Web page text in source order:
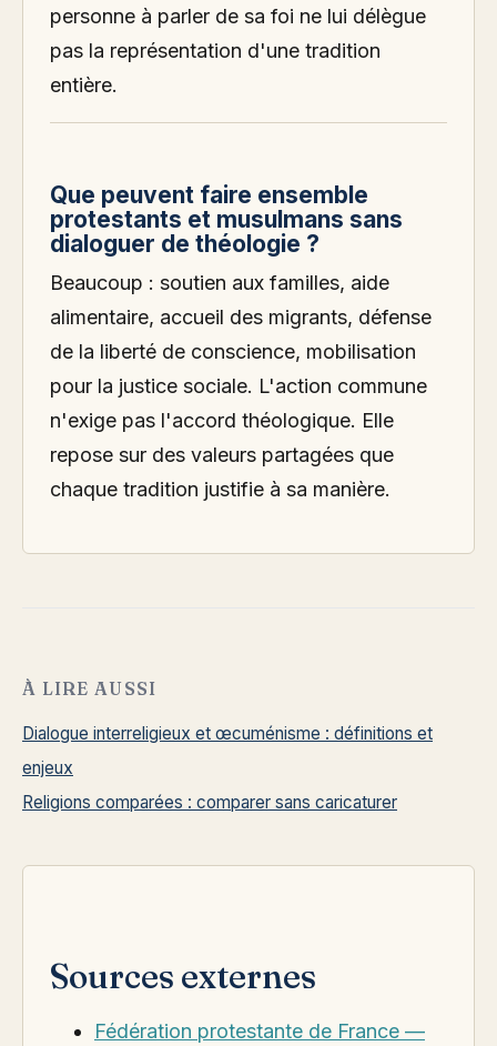
personne à parler de sa foi ne lui délègue
pas la représentation d'une tradition
entière.
Que peuvent faire ensemble
protestants et musulmans sans
dialoguer de théologie ?
Beaucoup : soutien aux familles, aide
alimentaire, accueil des migrants, défense
de la liberté de conscience, mobilisation
pour la justice sociale. L'action commune
n'exige pas l'accord théologique. Elle
repose sur des valeurs partagées que
chaque tradition justifie à sa manière.
À LIRE AUSSI
Dialogue interreligieux et œcuménisme : définitions et
enjeux
Religions comparées : comparer sans caricaturer
Sources externes
Fédération protestante de France —